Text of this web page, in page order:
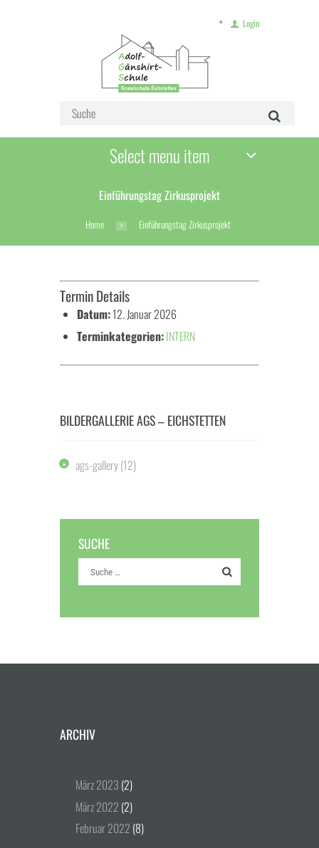
Login
Select menu item
Einführungstag Zirkusprojekt
Home Einführungstag Zirkusprojekt
Termin Details
Datum:12. Januar 2026
Terminkategorien:INTERN
BILDERGALLERIE AGS – EICHSTETTEN
ags-gallery(12)
SUCHE
ARCHIV
März2023 (2)
März2022 (2)
Februar2022 (8)